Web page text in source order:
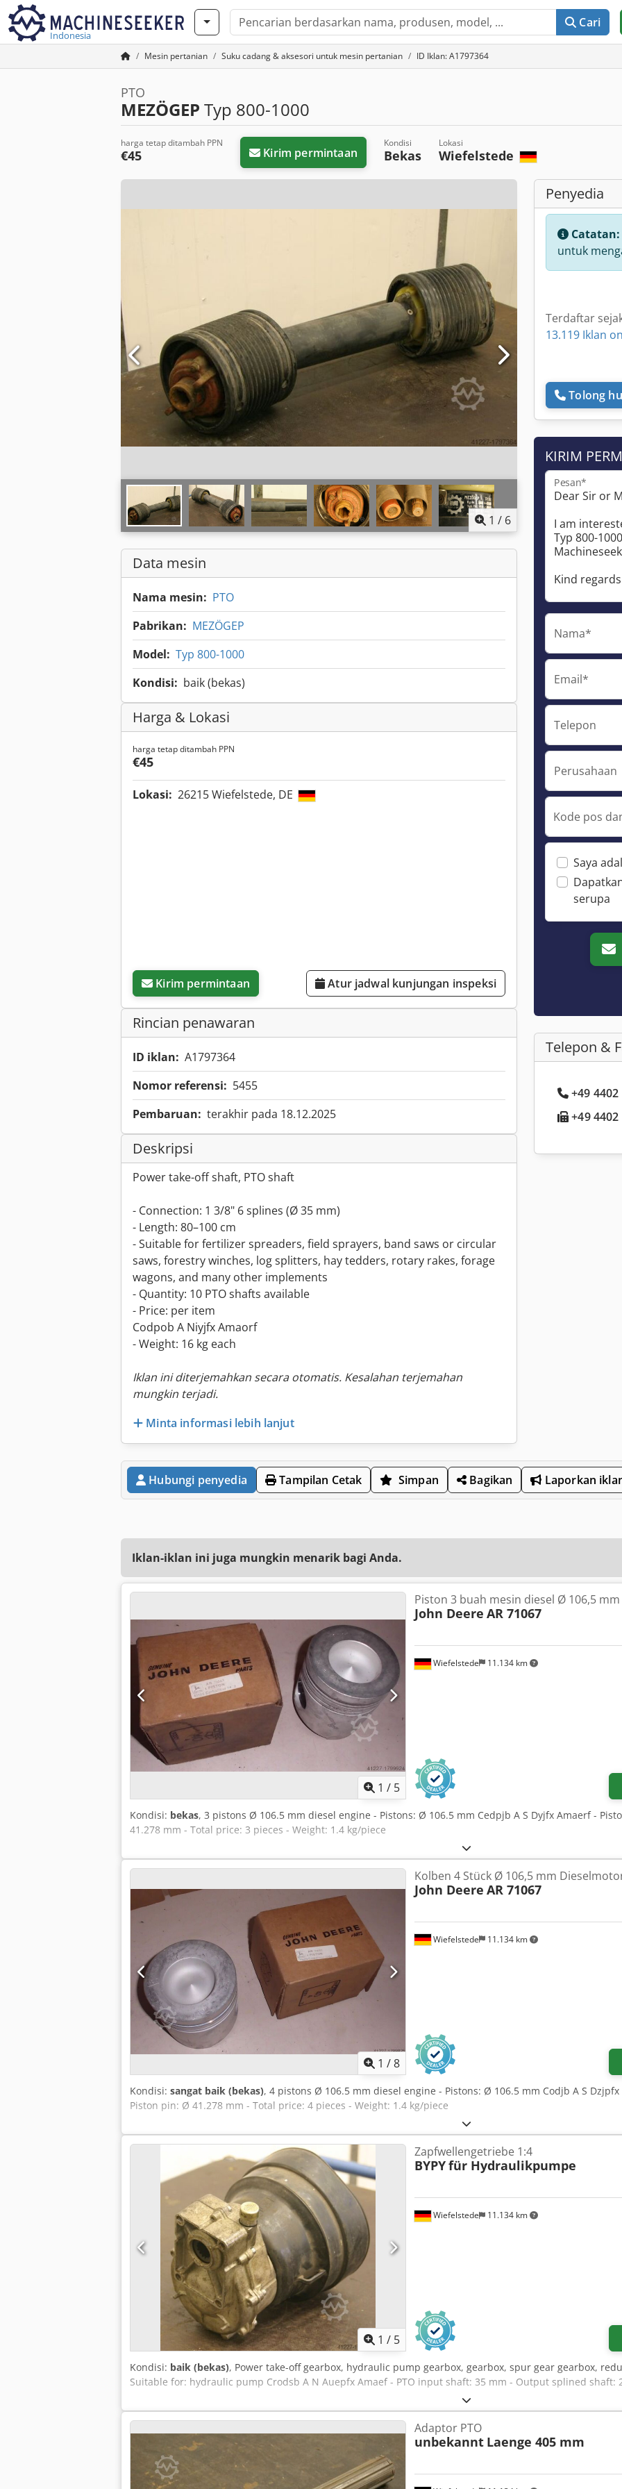
Indonesia
Cari
Mesin pertanian Suku cadang & aksesori untuk mesin pertanian ID Iklan: A1797364
PTO
MEZÖGEP Typ 800-1000
harga tetap ditambah PPN
€45 Kirim permintaan
Kondisi
Bekas
Lokasi
Wiefelstede
1 / 6
Data mesin
Nama mesin: PTO
Pabrikan: MEZÖGEP
Model: Typ 800-1000
Kondisi: baik (bekas)
Harga & Lokasi
harga tetap ditambah PPN
€45
Lokasi: 26215 Wiefelstede, DE
Kirim permintaan Atur jadwal kunjungan inspeksi
Rincian penawaran
ID iklan: A1797364
Nomor referensi: 5455
Pembaruan: terakhir pada 18.12.2025
Deskripsi
Power take-off shaft, PTO shaft
- Connection: 1 3/8" 6 splines (Ø 35 mm)
- Length: 80–100 cm
- Suitable for fertilizer spreaders, field sprayers, band saws or circular
saws, forestry winches, log splitters, hay tedders, rotary rakes, forage
wagons, and many other implements
- Quantity: 10 PTO shafts available
- Price: per item
Codpob A Niyjfx Amaorf
- Weight: 16 kg each
Iklan ini diterjemahkan secara otomatis. Kesalahan terjemahan
mungkin terjadi.
Minta informasi lebih lanjut
Penyedia
Catatan:
untuk
Terdaftar
13.119 Iklan
Tolong
KIRIM
Pesan*
Nama*
Email*
Telepon
Perusahaan
Kode pos
Saya
serupa
Telepon &
+49
+49
Hubungi penyedia Tampilan Cetak Simpan Bagikan Laporkan
Iklan-iklan ini juga mungkin menarik bagi Anda.
1 / 5
Wiefelstede 11.134 km
Piston 3 buah mesin diesel Ø 106,5 mm
John Deere AR 71067
Kondisi: bekas, 3 pistons Ø 106.5 mm diesel engine - Pistons: Ø 106.5 mm Cedpjb A S Dyjfx Amaerf -
41.278 mm - Total price: 3 pieces - Weight: 1.4 kg/piece
1 /8
Wiefelstede 11.134 km
Kolben 4 Stück Ø 106,5 mm
John Deere AR 71067
Kondisi: sangat baik (bekas), 4 pistons Ø 106.5 mm diesel engine - Pistons: Ø 106.5 mm Codjb A S
Piston pin: Ø 41.278 mm - Total price: 4 pieces - Weight: 1.4 kg/piece
1 / 5
Wiefelstede 11.134 km
Zapfwellengetriebe 1:4
BYPYfür Hydraulikpumpe
Kondisi: baik (bekas), Power take-off gearbox, hydraulic pump gearbox, gearbox, spur gear gearbox,
Suitable for: hydraulic pump Crodsb A N Auepfx Amaef - PTO input shaft: 35 mm - Output splined shaft:
Adaptor PTO
unbekannt Laenge 405 mm